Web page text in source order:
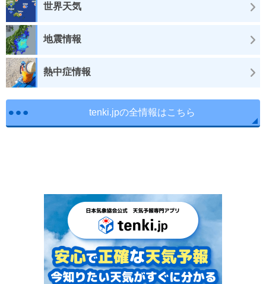
世界天気
地震情報
熱中症情報
tenki.jpの全情報はこちら